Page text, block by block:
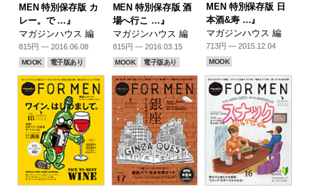
MEN 特別保存版 カ
レー。で …』
マガジンハウス 編
815円 — 2016.06.08
MOOK 電子版あり
MEN 特別保存版 酒
場へ行こ …』
マガジンハウス 編
815円 — 2016.03.15
MOOK 電子版あり
MEN 特別保存版 日
本酒&寿 …』
マガジンハウス 編
713円 — 2015.12.04
MOOK